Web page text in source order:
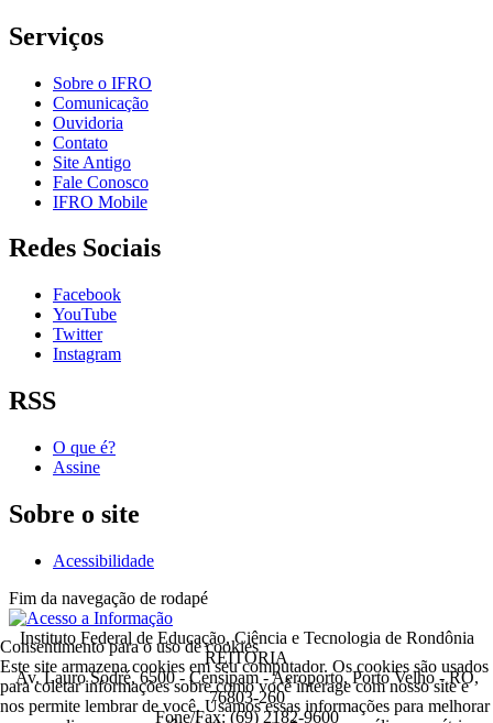
Serviços
Sobre o IFRO
Comunicação
Ouvidoria
Contato
Site Antigo
Fale Conosco
IFRO Mobile
Redes Sociais
Facebook
YouTube
Twitter
Instagram
RSS
O que é?
Assine
Sobre o site
Acessibilidade
Fim da navegação de rodapé
Instituto Federal de Educação, Ciência e Tecnologia de Rondônia
REITORIA
Av. Lauro Sodré, 6500 - Censipam - Aeroporto, Porto Velho - RO,
76803-260
Fone/Fax: (69) 2182-9600
Consentimento para o uso de cookies
Este site armazena cookies em seu computador. Os cookies são usados
para coletar informações sobre como você interage com nosso site e
nos permite lembrar de você. Usamos essas informações para melhorar